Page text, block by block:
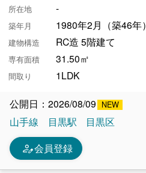
所在地 -
築年月 1980年2月（築46年）
建物構造 RC造 5階建て
専有面積 31.50㎡
間取り 1LDK
公開日：2026/08/09
山手線
目黒駅 目黒区
person_edit会員登録